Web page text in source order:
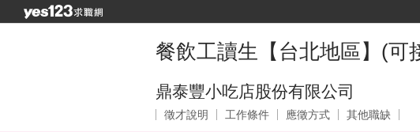
餐飲工讀生【台北地區】(可
鼎泰豐小吃店股份有限公司
徵才說明 工作條件 應徵方式 其他職缺